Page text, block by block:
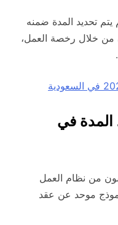
تحديد المدة ضمنه
من خلال رخصة العمل،
في
من نظام العمل
موحد عن عقد